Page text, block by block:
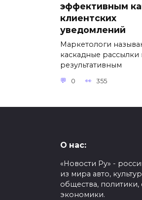
эффективным
клиентских
уведомлений
Маркетологи
каскадные рассылки
результативным
0 355
О нас:
«Новости Ру» -
из мира авто,
общества,
экономики.